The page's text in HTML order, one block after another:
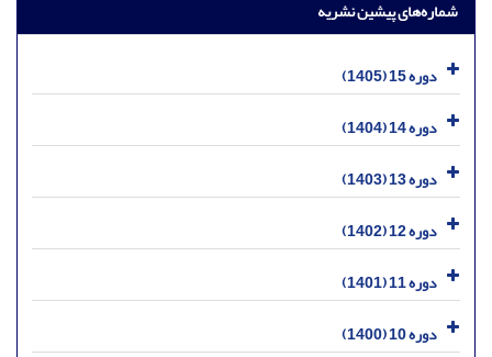
شماره‌های پیشین نشریه
دوره 15 (1405)
دوره 14 (1404)
دوره 13 (1403)
دوره 12 (1402)
دوره 11 (1401)
دوره 10 (1400)